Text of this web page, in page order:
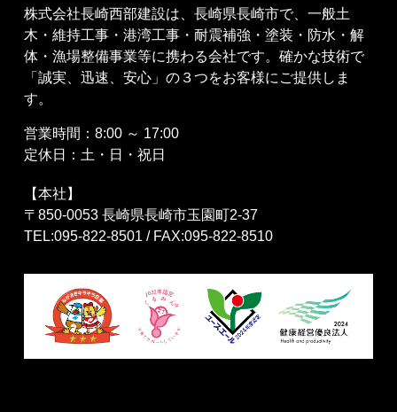
株式会社長崎西部建設は、長崎県長崎市で、一般土
木・維持工事・港湾工事・耐震補強・塗装・防水・解
体・漁場整備事業等に携わる会社です。確かな技術で
「誠実、迅速、安心」の３つをお客様にご提供しま
す。
営業時間：8:00 ～ 17:00
定休日：土・日・祝日
【本社】
〒850-0053 長崎県長崎市玉園町2-37
TEL:095-822-8501 / FAX:095-822-8510